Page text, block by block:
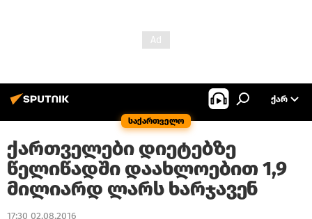
საქართველო
ᲥᲐᲠ
ქართველები დიეტებზე
წელიწადში დაახლოებით 1,9
მილიარდ ლარს ხარჯავენ
17:30 02.08.2016